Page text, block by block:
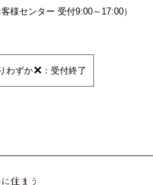
客様センター 受付9:00～17:00）
わずか✕ ：受付終了